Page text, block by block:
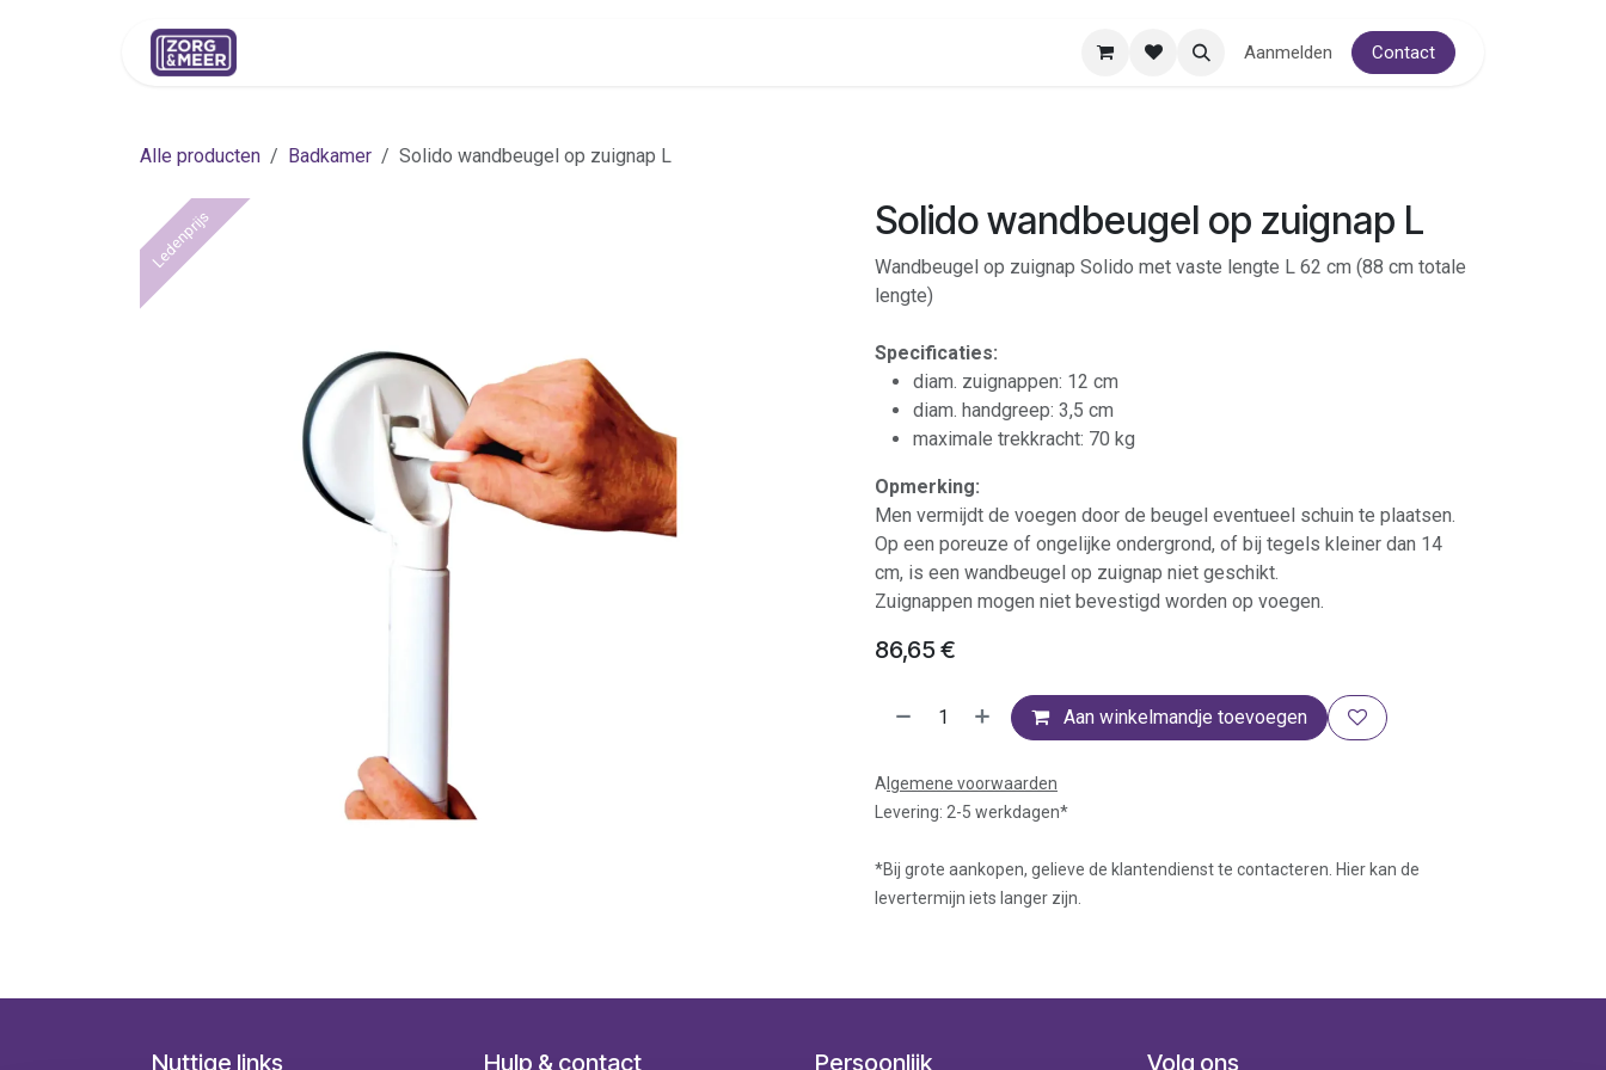
Aanmelden Contact
Alle producten Badkamer Solido wandbeugel op zuignap L
Ledenprijs Solido wandbeugel op zuignap L
Wandbeugel op zuignap Solido met vaste lengte L 62 cm (88 cm totale
lengte)
Specificaties:
diam. zuignappen: 12 cm
diam. handgreep: 3,5 cm
maximale trekkracht: 70 kg
Opmerking:
Men vermijdt de voegen door de beugel eventueel schuin te plaatsen.
Op een poreuze of ongelijke ondergrond, of bij tegels kleiner dan 14
cm, is een wandbeugel op zuignap niet geschikt.
Zuignappen mogen niet bevestigd worden op voegen.
86,65 €
Aan winkelmandje toevoegen
A lgemene voorwaarden
Levering: 2-5 werkdagen*
*Bij grote aankopen, gelieve de klantendienst te contacteren. Hier kan de
levertermijn iets langer zijn.
Nuttige links Hulp & contact Persoonlijk Volg ons